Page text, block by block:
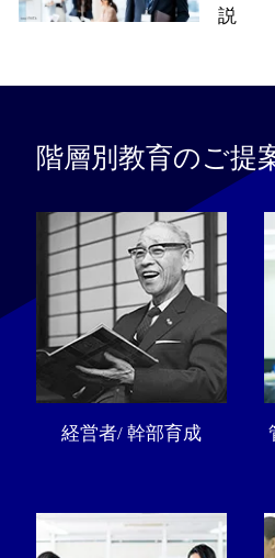
説
階層別教育のご提
経営者/ 幹部育成